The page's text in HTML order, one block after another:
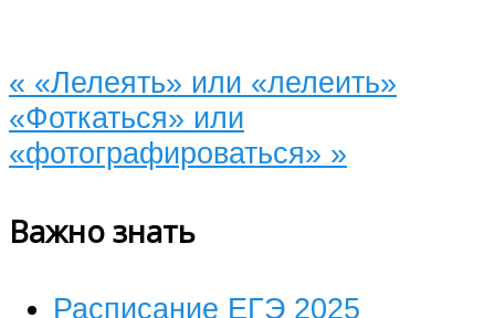
« «Лелеять» или «лелеить»
«Фоткаться» или
«фотографироваться» »
Важно знать
Расписание ЕГЭ 2025